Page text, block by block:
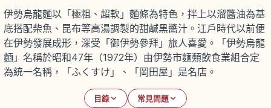
伊勢烏龍麵以「極粗、超軟」麵條為特色，拌上以溜醬油為基
底搭配柴魚、昆布等高湯調製的甜鹹黑醬汁。江戶時代以前便
在伊勢發展成形，深受「御伊勢參拜」旅人喜愛。「伊勢烏龍
麵」名稱於昭和47年（1972年）由伊勢市麵類飲食業組合定
為統一名稱，「ふくすけ」、「岡田屋」是名店。
目錄 常見問題